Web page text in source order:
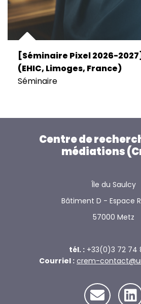
[Séminaire Pixel 2026-
(EHIC, Limoges, France)
Séminaire
Centre de
médiations
Île du Saulcy
Bâtiment D - Espace
57000 Metz
tél. : +33(0)3 72 74
Courriel : crem-